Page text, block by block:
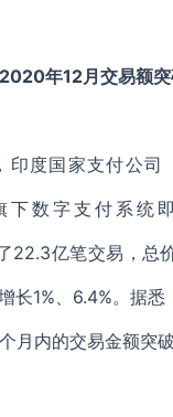
2020年12月交易额
印度国家支付公司
下数字支付系统
22.3亿笔交易，总
长1%、6.4%。据
月内的交易金额突